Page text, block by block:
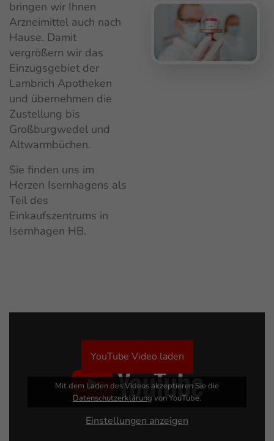
bringen wir Ihnen
Arzneimittel auch nach
Hause. Damit
vergrößern wir das
Einzugsgebiet der
Lambrich Apotheken
und übernehmen die
Zustellung bis
Großburgwedel und
Altwarmbüchen.
Sie finden uns im
Herzen Isernhagens als
Teil des
Einkaufszentrums in
Isernhagen HB.
YouTube Video laden
Mit dem Laden des Videos akzeptieren Sie die
Datenschutzerklärung von YouTube.
Einstellungen anzeigen